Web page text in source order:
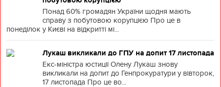
Понад 60% громадян України щодня мають
справу з побутовою корупцією Про це в
понеділок у Києві на відкритті мі...
Лукаш викликали до ГПУ на допит 17 листопада
Екс-міністра юстиції Олену Лукаш знову
викликали на допит до Генпрокуратури у вівторок,
17 листопада Про це во...